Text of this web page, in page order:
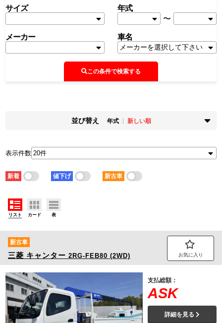
サイズ
年式
〜
メーカー 車名
この条件で検索する
並び替え 年式
新しい順
新着順
古い順
新しい順
古い順
走行距離
少ない順
多い順
安い順
積載量
車検残
表示件数
新着 値下げ 新古車
リスト カード 表
新古車
三菱 キャンター 2RG-FEB80 (2WD) お気に入り
支払総額：
ASK
詳細を見る